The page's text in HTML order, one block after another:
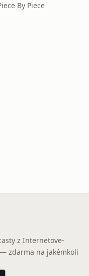
By Piece
z Internetove-
zdarma na jakémkoli